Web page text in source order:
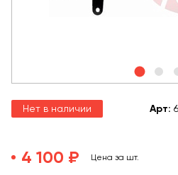
Нет в наличии Арт:
4 100 ₽ Цена за шт.